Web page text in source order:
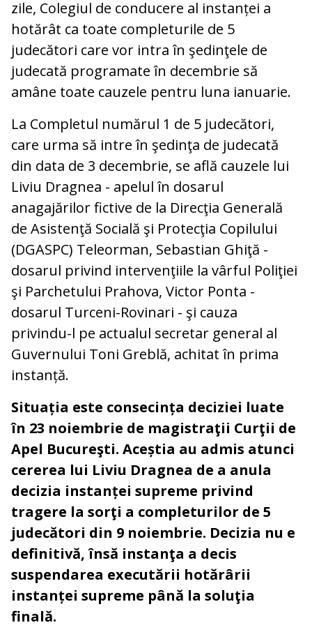
zile, Colegiul de conducere al instanței a
hotărât ca toate completurile de 5
judecători care vor intra în şedinţele de
judecată programate în decembrie să
amâne toate cauzele pentru luna ianuarie.
La Completul numărul 1 de 5 judecători,
care urma să intre în şedinţa de judecată
din data de 3 decembrie, se află cauzele lui
Liviu Dragnea - apelul în dosarul
anagajărilor fictive de la Direcţia Generală
de Asistenţă Socială şi Protecţia Copilului
(DGASPC) Teleorman, Sebastian Ghiţă -
dosarul privind intervenţiile la vârful Poliţiei
şi Parchetului Prahova, Victor Ponta -
dosarul Turceni-Rovinari - şi cauza
privindu-l pe actualul secretar general al
Guvernului Toni Greblă, achitat în prima
instanță.
Situația este consecința deciziei luate
în 23 noiembrie de magistraţii Curţii de
Apel Bucureşti. Aceștia au admis atunci
cererea lui Liviu Dragnea de a anula
decizia instanței supreme privind
tragere la sorţi a completurilor de 5
judecători din 9 noiembrie. Decizia nu e
definitivă, însă instanţa a decis
suspendarea executării hotărârii
instanței supreme până la soluţia
finală.